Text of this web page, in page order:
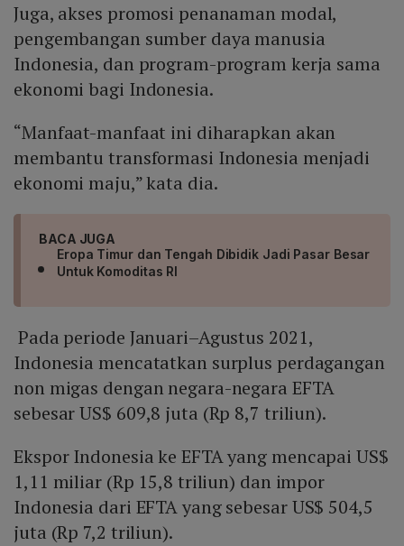
Juga, akses promosi penanaman modal,
pengembangan sumber daya manusia
Indonesia, dan program-program kerja sama
ekonomi bagi Indonesia.
“Manfaat-manfaat ini diharapkan akan
membantu transformasi Indonesia menjadi
ekonomi maju,” kata dia.
BACA JUGA
Eropa Timur dan Tengah Dibidik Jadi Pasar Besar
Untuk Komoditas RI
Pada periode Januari–Agustus 2021,
Indonesia mencatatkan surplus perdagangan
non migas dengan negara-negara EFTA
sebesar US$ 609,8 juta (Rp 8,7 triliun).
Ekspor Indonesia ke EFTA yang mencapai US$
1,11 miliar (Rp 15,8 triliun) dan impor
Indonesia dari EFTA yang sebesar US$ 504,5
juta (Rp 7,2 triliun).